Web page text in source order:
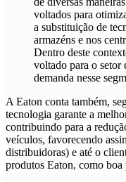
voltados para
a substituição de
armazéns e nos
Dentro deste
voltado para o setor
demanda nesse
A Eaton conta também,
tecnologia garante a
contribuindo para a
veículos, favorecendo
distribuidoras) e até o
produtos Eaton, como boa